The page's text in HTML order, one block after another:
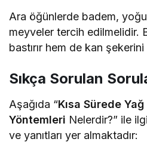
Ara öğünlerde badem,
meyveler tercih edilmelidir.
bastırır hem de kan
Sıkça Sorulan
Aşağıda “Kısa Sürede
Yöntemleri Nelerdir?” ile
ve yanıtları yer almaktadır: